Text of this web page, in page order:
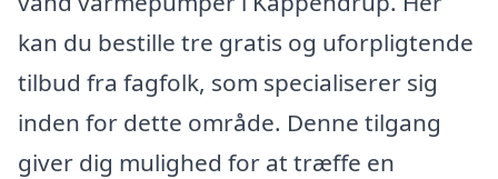
kan du bestille tre gratis og uforpligtende
tilbud fra fagfolk, som specialiserer sig
inden for dette område. Denne tilgang
giver dig mulighed for at træffe en